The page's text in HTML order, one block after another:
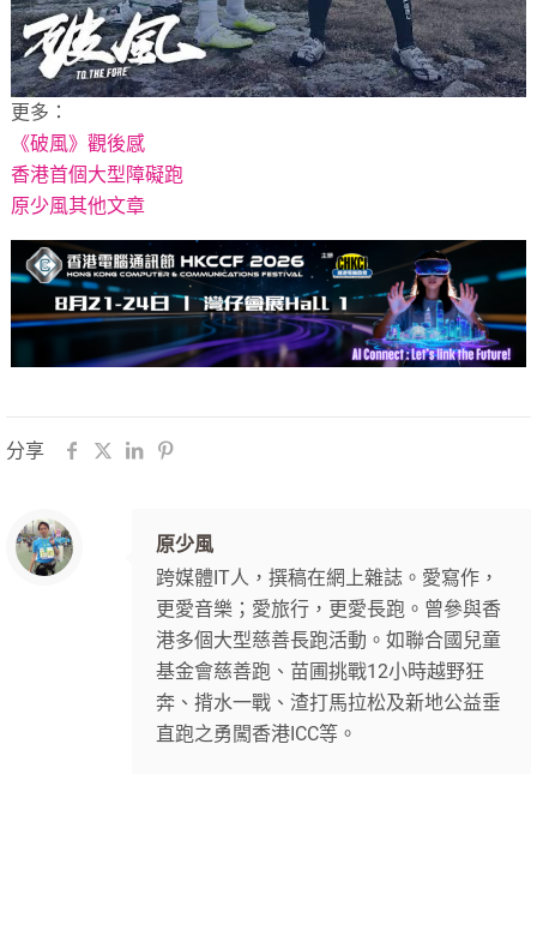
更多：
《破風》觀後感
香港首個大型障礙跑
原少風其他文章
分享
原少風
跨媒體IT人，撰稿在網上雜誌。愛寫作，
更愛音樂；愛旅行，更愛長跑。曾參與香
港多個大型慈善長跑活動。如聯合國兒童
基金會慈善跑、苗圃挑戰12小時越野狂
奔、揹水一戰、渣打馬拉松及新地公益垂
直跑之勇闖香港ICC等。